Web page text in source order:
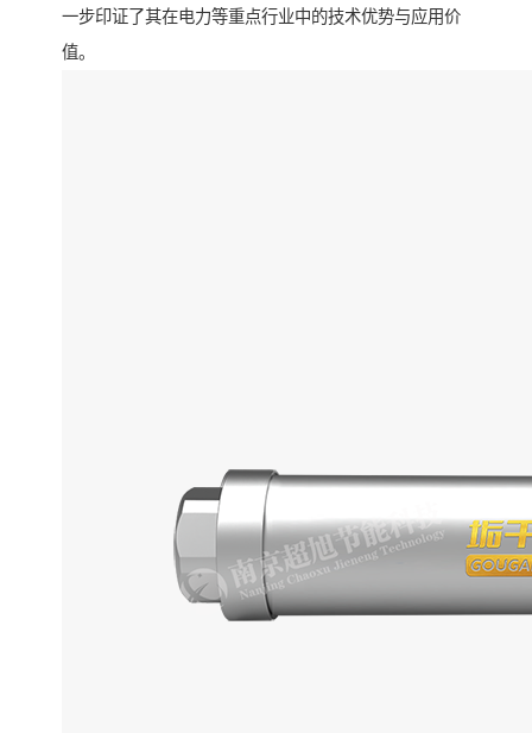
一步印证了其在电力等重点行业中的技术优势与应用价
值。